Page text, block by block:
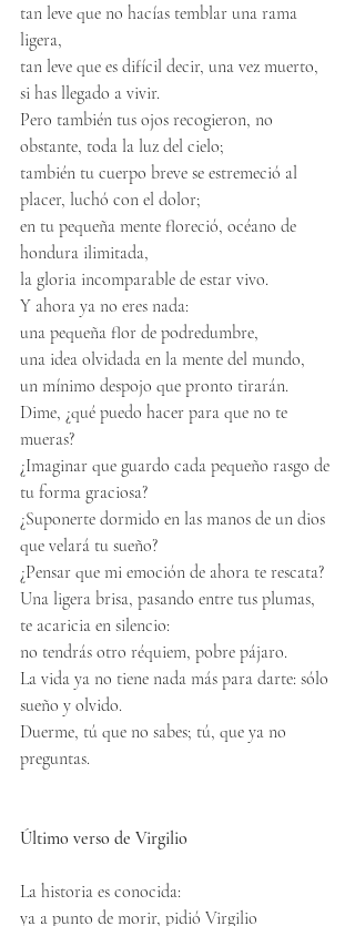
tan leve que no hacías temblar una rama
ligera,
tan leve que es difícil decir, una vez muerto,
si has llegado a vivir.
Pero también tus ojos recogieron, no
obstante, toda la luz del cielo;
también tu cuerpo breve se estremeció al
placer, luchó con el dolor;
en tu pequeña mente floreció, océano de
hondura ilimitada,
la gloria incomparable de estar vivo.
Y ahora ya no eres nada:
una pequeña flor de podredumbre,
una idea olvidada en la mente del mundo,
un mínimo despojo que pronto tirarán.
Dime, ¿qué puedo hacer para que no te
mueras?
¿Imaginar que guardo cada pequeño rasgo de
tu forma graciosa?
¿Suponerte dormido en las manos de un dios
que velará tu sueño?
¿Pensar que mi emoción de ahora te rescata?
Una ligera brisa, pasando entre tus plumas,
te acaricia en silencio:
no tendrás otro réquiem, pobre pájaro.
La vida ya no tiene nada más para darte: sólo
sueño y olvido.
Duerme, tú que no sabes; tú, que ya no
preguntas.
Último verso de Virgilio
La historia es conocida:
ya a punto de morir, pidió Virgilio